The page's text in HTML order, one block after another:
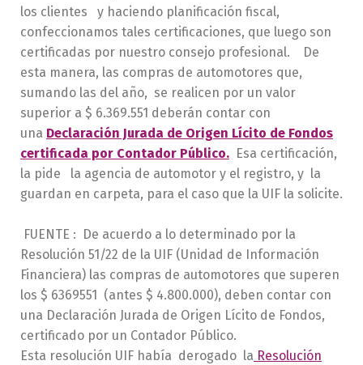
los clientes y haciendo planificación fiscal,
confeccionamos tales certificaciones, que luego son
certificadas por nuestro consejo profesional. De
esta manera, las compras de automotores que,
sumando las del año, se realicen por un valor
superior a $ 6.369.551 deberán contar con
una Declaración Jurada de Origen Lícito de Fondos
certificada por Contador Público. Esa certificación,
la pide la agencia de automotor y el registro, y la
guardan en carpeta, para el caso que la UIF la solicite.
FUENTE : De acuerdo a lo determinado por la
Resolución 51/22 de la UIF (Unidad de Información
Financiera) las compras de automotores que superen
los $ 6369551 (antes $ 4.800.000), deben contar con
una Declaración Jurada de Origen Lícito de Fondos,
certificado por un Contador Público.
Esta resolución UIF había derogado la Resolución